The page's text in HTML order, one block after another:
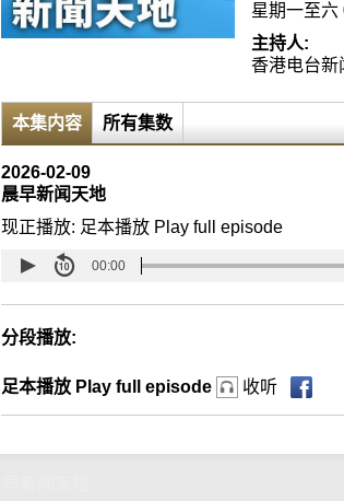
星期一至六
主持人:
香港电台新
本集内容 所有集数
2026-02-09
晨早新闻天地
现正播放: 足本播放 Play full episode
00:00
分段播放:
足本播放 Play full episode 收听